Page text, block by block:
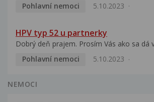
Pohlavní nemoci
5.10.2023
HPV typ 52 u partnerky
Dobrý deň prajem. Prosím Vás ako sa dá
Pohlavní nemoci
5.10.2023
NEMOCI